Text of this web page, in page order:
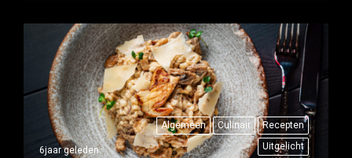
Algemeen Culinair
Recepten
Uitgelicht
6jaar geleden